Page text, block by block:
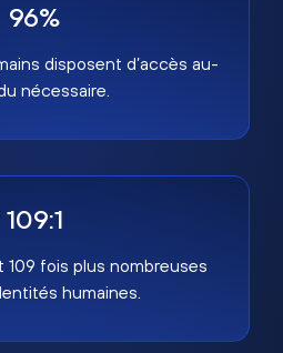
96%
disposent d’accès au-
nécessaire.
109:1
109 fois plus nombreuses
humaines.